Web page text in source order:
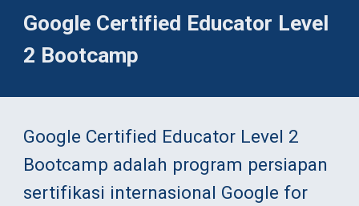
Google Certified Educator Level
2 Bootcamp
Google Certified Educator Level 2
Bootcamp adalah program persiapan
sertifikasi internasional Google for